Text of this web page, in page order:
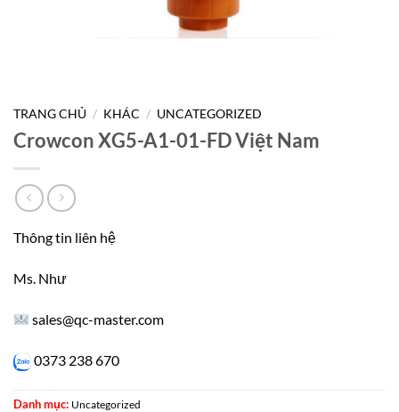
TRANG CHỦ / KHÁC / UNCATEGORIZED
Crowcon XG5-A1-01-FD Việt Nam
Thông tin liên hệ
Ms. Như
sales@qc-master.com
0373 238 670
Danh mục: Uncategorized